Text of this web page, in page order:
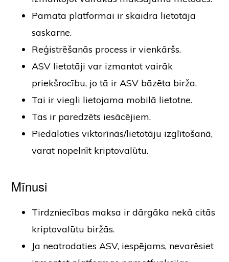
Pamata platformai ir skaidra lietotāja
saskarne.
Reģistrēšanās process ir vienkāršs.
ASV lietotāji var izmantot vairāk
priekšrocību, jo tā ir ASV bāzēta birža.
Tai ir viegli lietojama mobilā lietotne.
Tas ir paredzēts iesācējiem.
Piedaloties viktorīnās/lietotāju izglītošanā,
varat nopelnīt kriptovalūtu.
Mīnusi
Tirdzniecības maksa ir dārgāka nekā citās
kriptovalūtu biržās.
Ja neatrodaties ASV, iespējams, nevarēsiet